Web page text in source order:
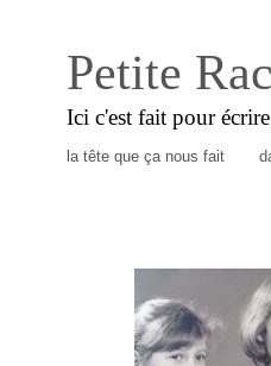
Petite
Ici c'est fait pour écrire
la tête que ça nous fait